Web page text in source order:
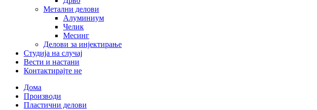
Метални делови
Алуминиум
Челик
Месинг
Делови за инјектирање
Студија на случај
Вести и настани
Контактирајте не
Дома
Производи
Пластични делови